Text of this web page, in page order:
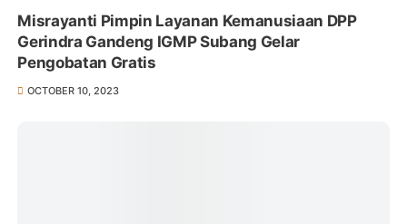
Misrayanti Pimpin Layanan Kemanusiaan DPP
Gerindra Gandeng IGMP Subang Gelar
Pengobatan Gratis
OCTOBER 10, 2023